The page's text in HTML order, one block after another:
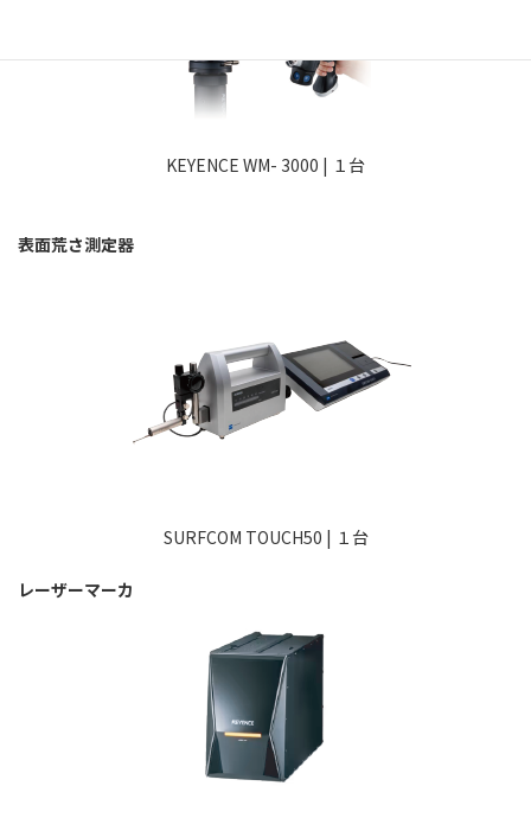
KEYENCE WM- 3000 | １台
表面荒さ測定器
SURFCOM TOUCH50 | １台
レーザーマーカ